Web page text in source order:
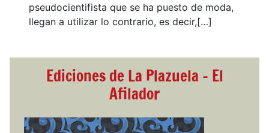
pseudocientifista que se ha puesto de moda,
llegan a utilizar lo contrario, es decir,[…]
Ediciones de La Plazuela - El
Afilador